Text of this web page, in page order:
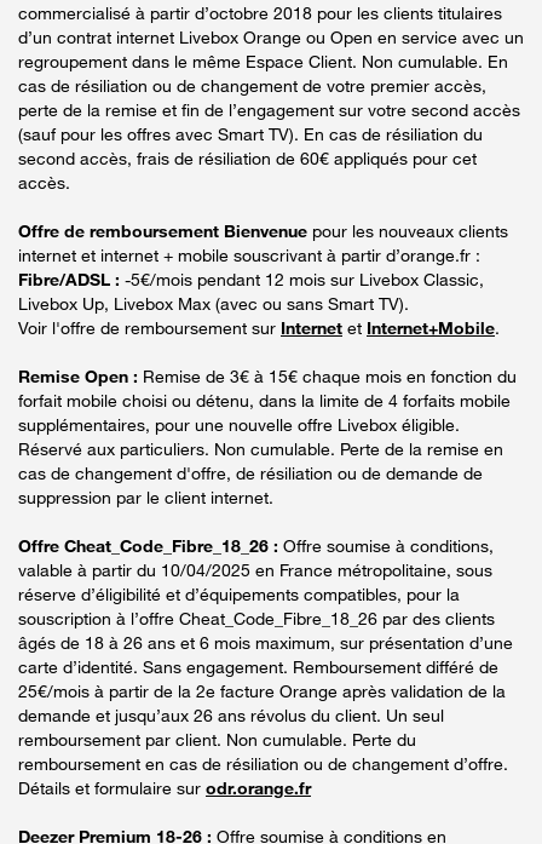
commercialisé à partir d’octobre 2018 pour les clients titulaires
d’un contrat internet Livebox Orange ou Open en service avec un
regroupement dans le même Espace Client. Non cumulable. En
cas de résiliation ou de changement de votre premier accès,
perte de la remise et fin de l’engagement sur votre second accès
(sauf pour les offres avec Smart TV). En cas de résiliation du
second accès, frais de résiliation de 60€ appliqués pour cet
accès.
Offre de remboursement Bienvenue pour les nouveaux clients
internet et internet + mobile souscrivant à partir d’orange.fr :
Fibre/ADSL : -5€/mois pendant 12 mois sur Livebox Classic,
Livebox Up, Livebox Max (avec ou sans Smart TV).
Voir l'offre de remboursement sur Internet et Internet+Mobile.
Remise Open : Remise de 3€ à 15€ chaque mois en fonction du
forfait mobile choisi ou détenu, dans la limite de 4 forfaits mobile
supplémentaires, pour une nouvelle offre Livebox éligible.
Réservé aux particuliers. Non cumulable. Perte de la remise en
cas de changement d'offre, de résiliation ou de demande de
suppression par le client internet.
Offre Cheat_Code_Fibre_18_26 : Offre soumise à conditions,
valable à partir du 10/04/2025 en France métropolitaine, sous
réserve d’éligibilité et d’équipements compatibles, pour la
souscription à l’offre Cheat_Code_Fibre_18_26 par des clients
âgés de 18 à 26 ans et 6 mois maximum, sur présentation d’une
carte d’identité. Sans engagement. Remboursement différé de
25€/mois à partir de la 2e facture Orange après validation de la
demande et jusqu’aux 26 ans révolus du client. Un seul
remboursement par client. Non cumulable. Perte du
remboursement en cas de résiliation ou de changement d’offre.
Détails et formulaire sur odr.orange.fr
Deezer Premium 18-26 : Offre soumise à conditions en